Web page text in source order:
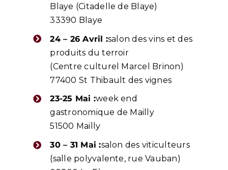
Blaye (Citadelle de Blaye)
33390 Blaye
24 – 26 Avril :salon des vins et des
produits du terroir
(Centre culturel Marcel Brinon)
77400 St Thibault des vignes
23-25 Mai :week end
gastronomique de Mailly
51500 Mailly
30 – 31 Mai :salon des viticulteurs
(salle polyvalente, rue Vauban)